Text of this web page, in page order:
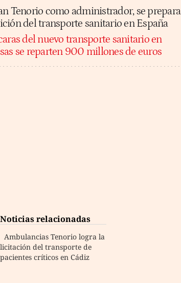
Tenorio como administrador, se prepara
del transporte sanitario en España
del nuevo transporte sanitario en
se reparten 900 millones de euros
Noticias relacionadas
Ambulancias Tenorio logra la
licitación del transporte de
pacientes críticos en Cádiz